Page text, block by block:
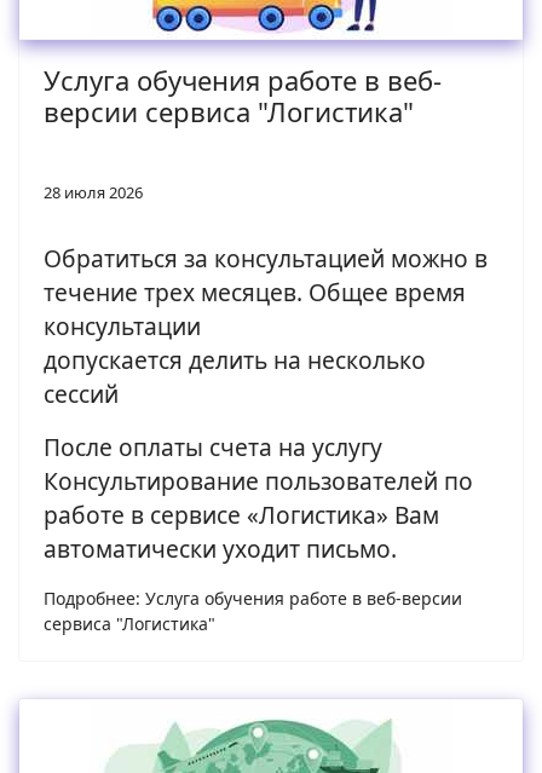
Услуга обучения работе в веб-
версии сервиса "Логистика"
28 июля 2026
Обратиться за консультацией можно в
течение трех месяцев. Общее время
консультации
допускается делить на несколько
сессий
После оплаты счета на услугу
Консультирование пользователей по
работе в сервисе «Логистика» Вам
автоматически уходит письмо.
Подробнее: Услуга обучения работе в веб-версии
сервиса "Логистика"